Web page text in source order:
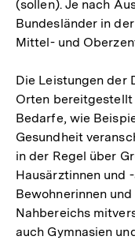
(sollen). Je nach
Bundesländer in
Mittel- und
Die Leistungen der
Orten
Bedarfe, wie
Gesundheit
in der Regel über
Hausärztinnen und
Bewohnerinnen
Nahbereichs
auch Gymnasien